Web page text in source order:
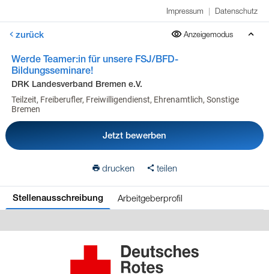
Impressum | Datenschutz
zurück Anzeigemodus
Werde Teamer:in für unsere FSJ/BFD-
Bildungsseminare!
DRK Landesverband Bremen e.V.
Teilzeit, Freiberufler, Freiwilligendienst, Ehrenamtlich, Sonstige
Bremen
Jetzt bewerben
drucken teilen
Stellenausschreibung Arbeitgeberprofil